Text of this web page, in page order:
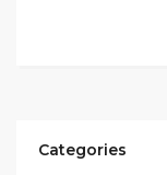
Categories